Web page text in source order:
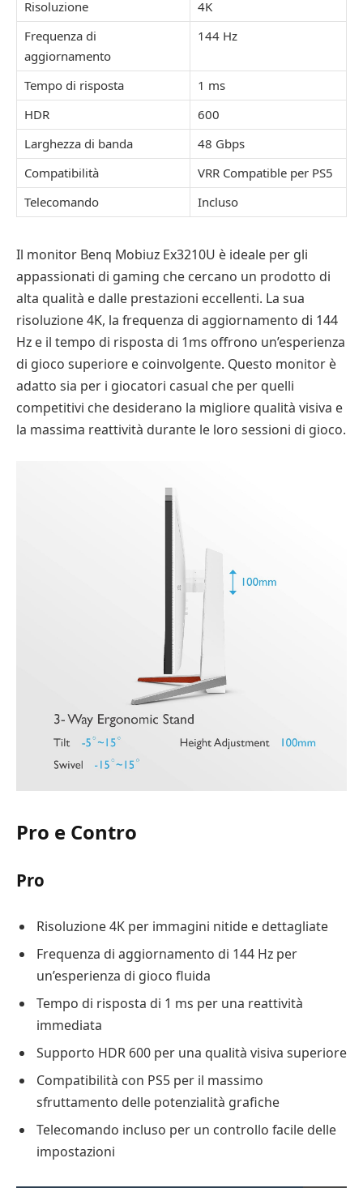
Risoluzione
4K
Frequenza di
aggiornamento
144 Hz
Tempo di risposta
1 ms
HDR
600
Larghezza di banda
48 Gbps
Compatibilità
VRR Compatible per PS5
Telecomando
Incluso
Il monitor Benq Mobiuz Ex3210U è ideale per gli
appassionati di gaming che cercano un prodotto di
alta qualità e dalle prestazioni eccellenti. La sua
risoluzione 4K, la frequenza di aggiornamento di 144
Hz e il tempo di risposta di 1ms offrono un’esperienza
di gioco superiore e coinvolgente. Questo monitor è
adatto sia per i giocatori casual che per quelli
competitivi che desiderano la migliore qualità visiva e
la massima reattività durante le loro sessioni di gioco.
Pro e Contro
Pro
Risoluzione 4K per immagini nitide e dettagliate
Frequenza di aggiornamento di 144 Hz per
un’esperienza di gioco fluida
Tempo di risposta di 1 ms per una reattività
immediata
Supporto HDR 600 per una qualità visiva superiore
Compatibilità con PS5 per il massimo
sfruttamento delle potenzialità grafiche
Telecomando incluso per un controllo facile delle
impostazioni